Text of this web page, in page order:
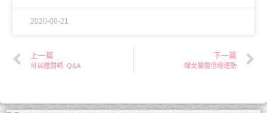
2020-08-21
上一篇
可以體罰嗎 Q&A
下一篇
婦女屬靈倍增運動